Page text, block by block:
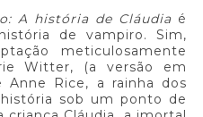
A história de Cláudia é
de vampiro. Sim,
meticulosamente
Witter, (a versão em
Rice, a rainha dos
sob um ponto de